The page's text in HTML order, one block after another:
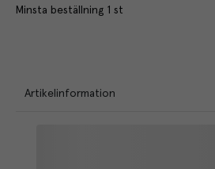
Minsta beställning 1 st
Artikelinformation